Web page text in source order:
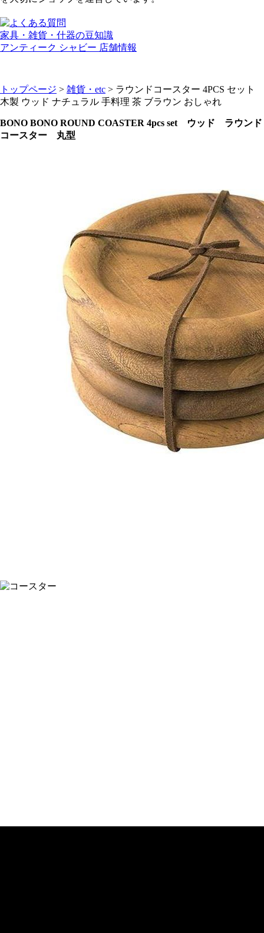
家具・雑貨・什器の豆知識
アンティーク シャビー 店舗情報
トップページ > 雑貨・etc > ラウンドコースター 4PCS セット
木製 ウッド ナチュラル 手料理 茶 ブラウン おしゃれ
BONO BONO ROUND COASTER 4pcs set ウッド ラウンド
コースター 丸型